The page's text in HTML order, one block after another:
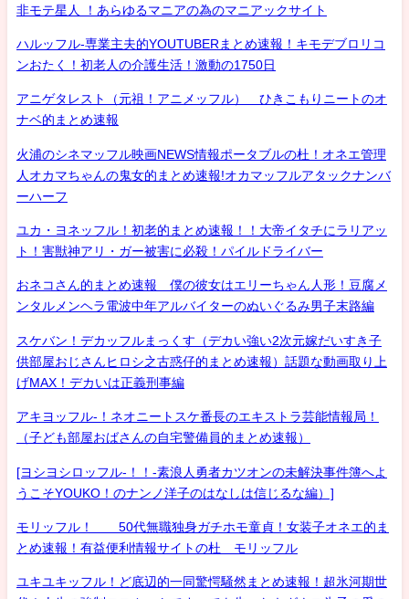
非モテ星人 ！あらゆるマニアの為のマニアックサイト
ハルッフル-専業主夫的YOUTUBERまとめ速報！キモデブロリコ
ンおたく！初老人の介護生活！激動の1750日
アニゲタレスト（元祖！アニメッフル） ひきこもりニートのオ
ナベ的まとめ速報
火浦のシネマッフル映画NEWS情報ポータブルの杜！オネエ管理
人オカマちゃんの鬼女的まとめ速報!オカマッフルアタックナンバ
ーハーフ
ユカ・ヨネッフル！初老的まとめ速報！！大帝イタチにラリアッ
ト！害獣神アリ・ガー被害に必殺！パイルドライバー
おネコさん的まとめ速報 僕の彼女はエリーちゃん人形！豆腐メ
ンタルメンヘラ電波中年アルバイターのぬいぐるみ男子末路編
スケバン！デカッフルまっくす（デカい強い2次元嫁だいすき子
供部屋おじさんヒロシ之古惑仔的まとめ速報）話題な動画取り上
げMAX！デカいは正義刑事編
アキヨッフル-！ネオニートスケ番長のエキストラ芸能情報局！
（子ども部屋おばさんの自宅警備員的まとめ速報）
[ヨシヨシロッフル-！！-素浪人勇者カツオンの未解決事件簿へよ
うこそYOUKO！のナンノ洋子のはなしは信じるな編）]
モリッフル！ 50代無職独身ガチホモ童貞！女装子オネエ的ま
とめ速報！有益便利情報サイトの杜 モリッフル
ユキユキッフル！ど底辺的一同驚愕騒然まとめ速報！超氷河期世